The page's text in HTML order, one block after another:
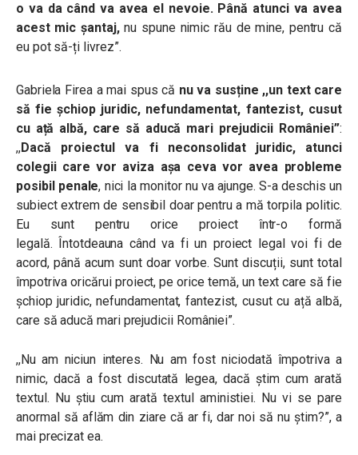
o va da când va avea el nevoie. Până atunci va avea
acest mic șantaj,nu spune nimic rău de mine, pentru că
eu pot să-ți livrez”.
Gabriela Firea a mai spus că nu va susține ,,un text care
să fie șchiop juridic, nefundamentat, fantezist, cusut
cu ață albă, care să aducă mari prejudicii României”:
,,Dacă proiectul va fi neconsolidat juridic, atunci
colegii care vor aviza așa ceva vor avea probleme
posibil penale, nici la monitor nu va ajunge. S-a deschis un
subiect extrem de sensibil doar pentru a mă torpila politic.
Eu sunt pentru orice proiect într-o formă
legală. Întotdeauna când va fi un proiect legal voi fi de
acord, până acum sunt doar vorbe. Sunt discuții, sunt total
împotriva oricărui proiect, pe orice temă, un text care să fie
șchiop juridic, nefundamentat, fantezist, cusut cu ață albă,
care să aducă mari prejudicii României”.
,,Nu am niciun interes. Nu am fost niciodată împotriva a
nimic, dacă a fost discutată legea, dacă știm cum arată
textul. Nu știu cum arată textul aministiei. Nu vi se pare
anormal să aflăm din ziare că ar fi, dar noi să nu știm?”, a
mai precizat ea.